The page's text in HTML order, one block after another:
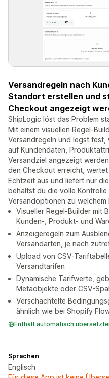
Versandregeln nach
Standort erstellen und
Checkout angezeigt
ShipLogic löst das Problem
Mit einem visuellen Regel-
Versandregeln und legst fest,
auf Kundendaten,
Versandziel angezeigt
den Checkout erreicht,
Echtzeit aus und liefert nur
behältst du die volle
Versandoptionen zu
Visueller Regel-Builder mit
Kunden-, Produkt- und
Anzeigeregeln zum
Versandarten, je nach
Upload von CSV-
Versandtarifen
Dynamische Tarifwerte,
Metaobjekte oder CSV-
Verschachtelte
ähnlich wie bei Shopify
Enthält automatisch
Sprachen
Englisch